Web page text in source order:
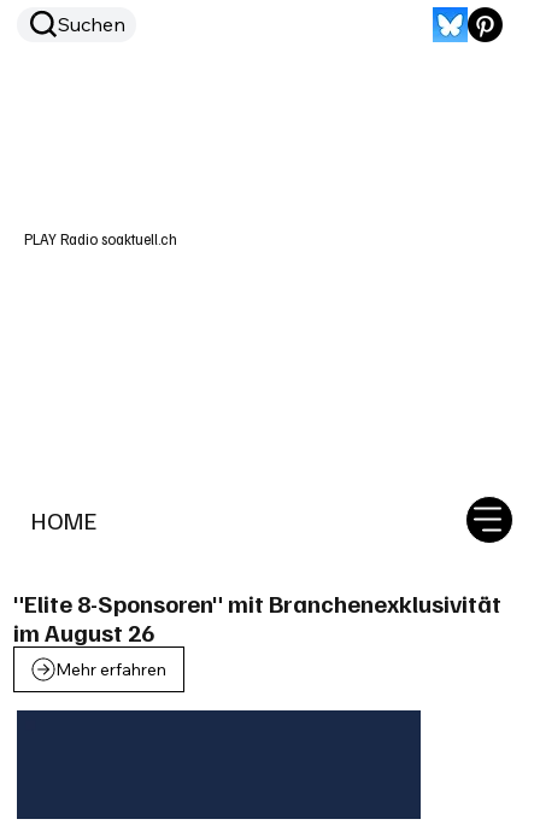
HOME
Suchen
PLAY Radio soaktuell.ch
"Elite 8-Sponsoren" mit Branchenexklusivität
im August 26
Mehr erfahren